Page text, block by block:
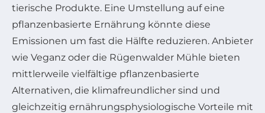
tierische Produkte. Eine Umstellung auf eine
pflanzenbasierte Ernährung könnte diese
Emissionen um fast die Hälfte reduzieren. Anbieter
wie Veganz oder die Rügenwalder Mühle bieten
mittlerweile vielfältige pflanzenbasierte
Alternativen, die klimafreundlicher sind und
gleichzeitig ernährungsphysiologische Vorteile mit